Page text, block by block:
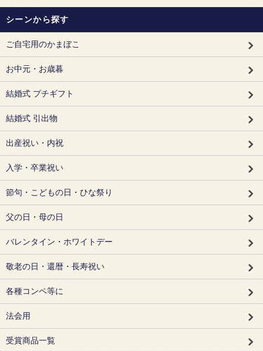
シーンから探す
ご自宅用のかまぼこ
お中元・お歳暮
結婚式 プチギフト
結婚式 引出物
出産祝い・内祝
入学・卒業祝い
節句・こどもの日・ひな祭り
父の日・母の日
バレンタイン・ホワイトデー
敬老の日・還暦・長寿祝い
各種コンペ等に
法会用
受賞商品一覧